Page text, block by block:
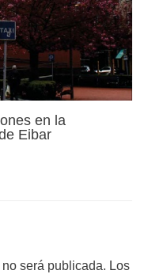
en la
Eibar
será publicada. Los